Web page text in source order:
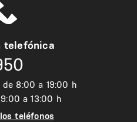
telefónica
8:00 a 19:00 h
a 13:00 h
teléfonos